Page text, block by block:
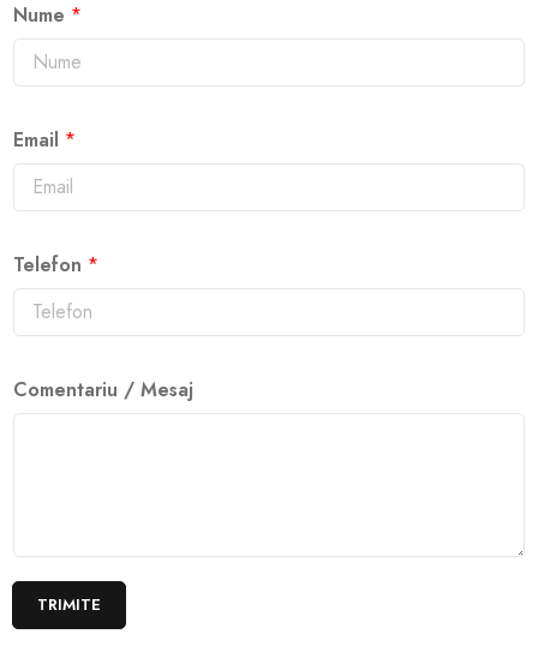
Nume *
Email *
Telefon *
Comentariu / Mesaj
TRIMITE